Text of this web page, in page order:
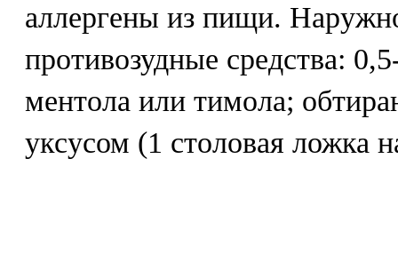
аллергены из пищи.
противозудные средства:
ментола или тимола;
уксусом (1 столовая ложка